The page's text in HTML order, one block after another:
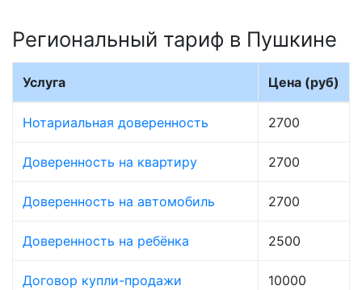
Региональный тариф в Пушкине
Услуга Цена (руб)
Нотариальная доверенность 2700
Доверенность на квартиру 2700
Доверенность на автомобиль 2700
Доверенность на ребёнка 2500
Договор купли-продажи 10000